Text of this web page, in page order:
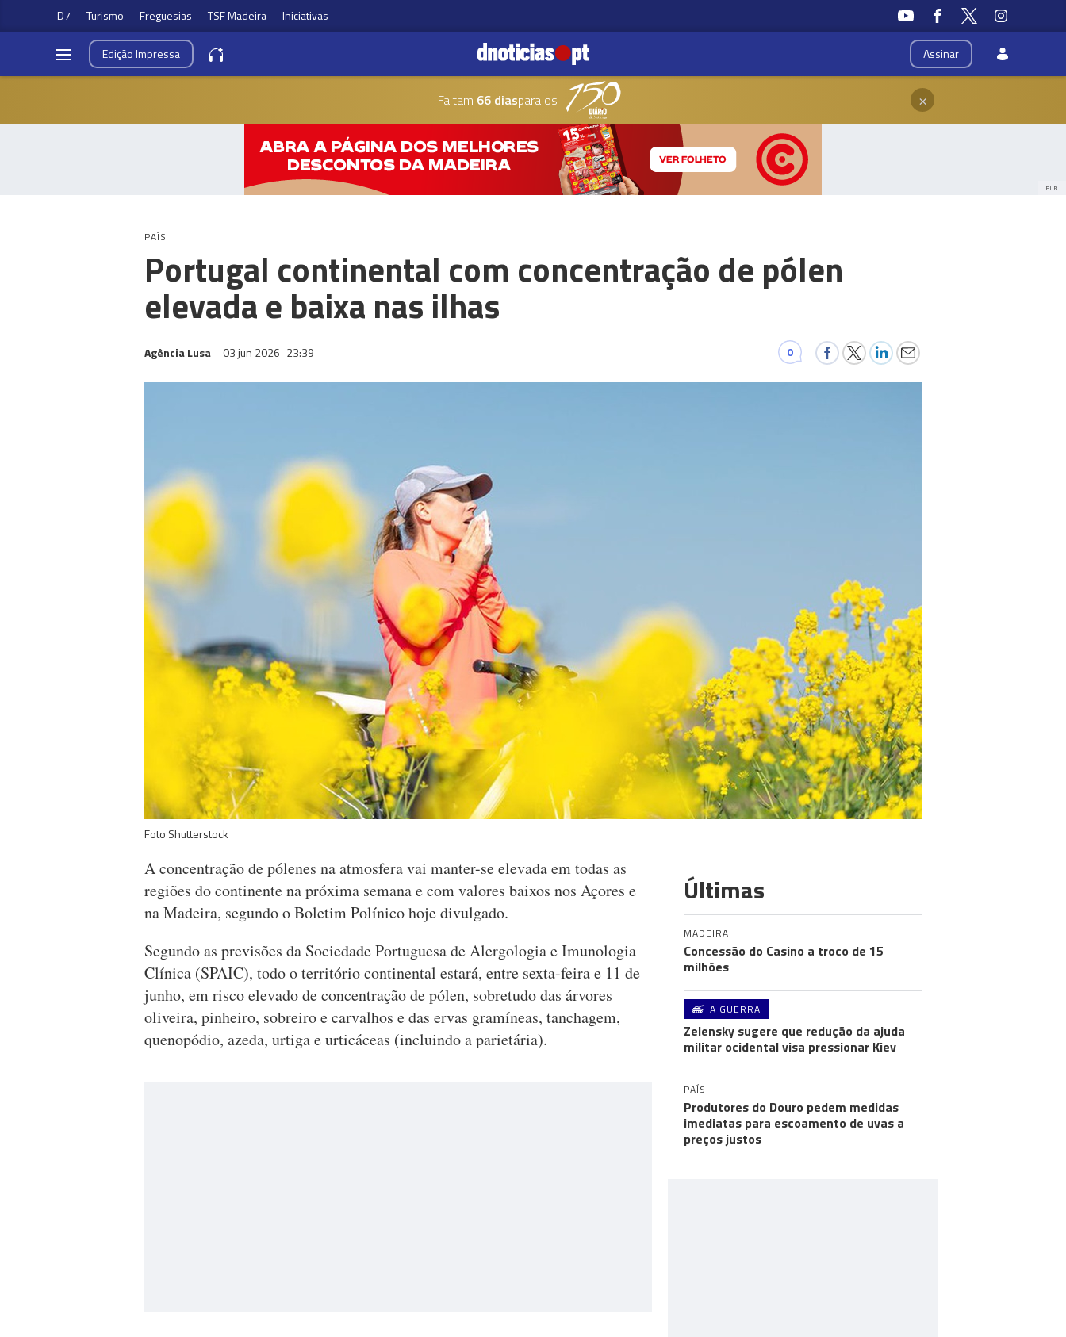
D7 Turismo Freguesias TSF Madeira Iniciativas
Assinar
EdiçãoImpressa
Faltam 66 diaspara os ×
PUB
PAÍS
Portugal continental com concentração de pólen
elevada e baixa nas ilhas
Agência Lusa 03 jun 2026 23:39 0
Foto Shutterstock
A concentração de pólenes na atmosfera vai manter-se elevada em todas as
regiões do continente na próxima semana e com valores baixos nos Açores e
na Madeira, segundo o Boletim Polínico hoje divulgado.
Segundo as previsões da Sociedade Portuguesa de Alergologia e Imunologia
Clínica (SPAIC), todo o território continental estará, entre sexta-feira e 11 de
junho, em risco elevado de concentração de pólen, sobretudo das árvores
oliveira, pinheiro, sobreiro e carvalhos e das ervas gramíneas, tanchagem,
quenopódio, azeda, urtiga e urticáceas (incluindo a parietária).
Últimas
MADEIRA
Concessão do Casino a troco de 15
milhões
A GUERRA
Zelensky sugere que redução da ajuda
militar ocidental visa pressionar Kiev
PAÍS
Produtores do Douro pedem medidas
imediatas para escoamento de uvas a
preços justos